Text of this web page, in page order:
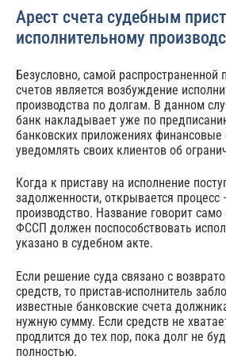
Арест счета судебным
исполнительному
Безусловно, самой распространенной
счетов является возбуждение
производства по долгам. В данном
банк накладывает уже по
банковских приложениях финансовые
уведомлять своих клиентов об
Когда к приставу на исполнение
задолженности, открывается процесс
производство. Название говорит
ФССП должен поспособствовать
указано в судебном акте.
Если решение суда связано с
средств, то пристав-исполнитель
известные банковские счета
нужную сумму. Если средств не
продлится до тех пор, пока долг не
полностью.